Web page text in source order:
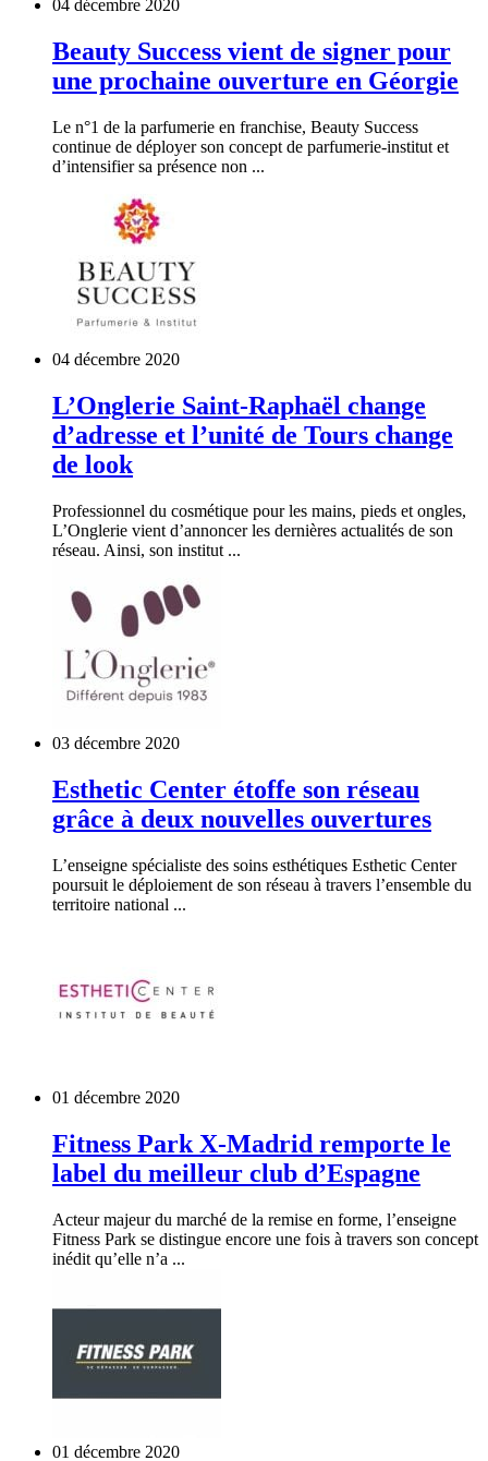
04 décembre 2020
Beauty Success vient de signer pour
une prochaine ouverture en Géorgie
Le n°1 de la parfumerie en franchise, Beauty Success
continue de déployer son concept de parfumerie-institut et
d’intensifier sa présence non ...
04 décembre 2020
L’Onglerie Saint-Raphaël change
d’adresse et l’unité de Tours change
de look
Professionnel du cosmétique pour les mains, pieds et ongles,
L’Onglerie vient d’annoncer les dernières actualités de son
réseau. Ainsi, son institut ...
03 décembre 2020
Esthetic Center étoffe son réseau
grâce à deux nouvelles ouvertures
L’enseigne spécialiste des soins esthétiques Esthetic Center
poursuit le déploiement de son réseau à travers l’ensemble du
territoire national ...
01 décembre 2020
Fitness Park X-Madrid remporte le
label du meilleur club d’Espagne
Acteur majeur du marché de la remise en forme, l’enseigne
Fitness Park se distingue encore une fois à travers son concept
inédit qu’elle n’a ...
01 décembre 2020